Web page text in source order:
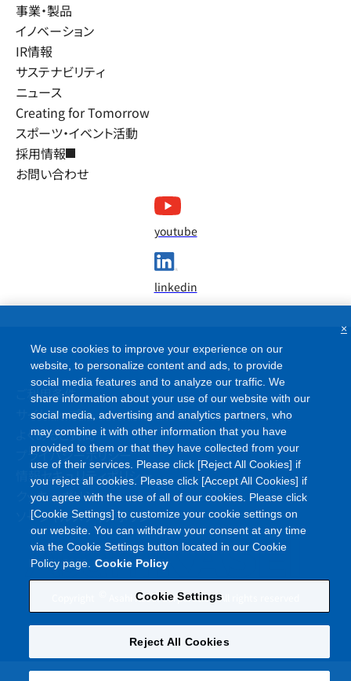
事業・製品
イノベーション
IR情報
サステナビリティ
ニュース
Creating for Tomorrow
スポーツ・イベント活動
採用情報
お問い合わせ
youtube
linkedin
ご利用条件
サイトマップ
よくあるご質問
プライバシーポリシー
情報セキュリティポリシー
クッキーポリシー
ソーシャルメディアポリシー
Asahi Kasei Corporation. All rights reserved
We use cookies to improve your experience on our
website, to personalize content and ads, to provide
social media features and to analyze our traffic. We
share information about your use of our website with our
social media, advertising and analytics partners, who
may combine it with other information that you have
provided to them or that they have collected from your
use of their services. Please click [Reject All Cookies] if
you reject all cookies. Please click [Accept All Cookies] if
you agree with the use of all of our cookies. Please click
[Cookie Settings] to customize your cookie settings on
our website. You can withdraw your consent at any time
via the Cookie Settings button located in our Cookie
Policy page. Cookie Policy
Cookie Settings
Reject All Cookies
×